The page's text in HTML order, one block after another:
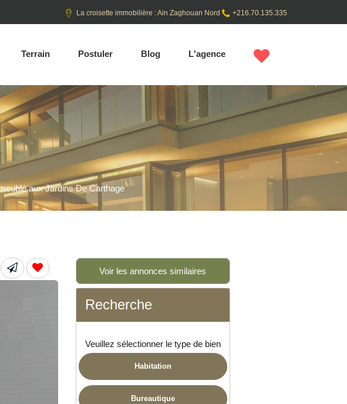
La croisette immobilière : Ain Zaghouan Nord +216.70.135.335
Terrain Postuler Blog L'agence
aux Jardins De Carthage
Non disponible
Voir les annonces similaires
Recherche
Veuillez sélectionner le type de bien
Habitation
Bureautique